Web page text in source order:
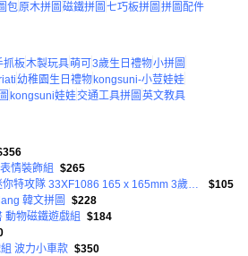
包原木拼圖 磁鐵拼圖 七巧板拼圖 拼圖配件
抓板木製玩具萌可 3歲生日禮物小拼圖
幼稚園生日禮物 kongsuni-小荳娃娃
kongsuni娃娃交通工具拼圖 英文教具
情裝飾組
$265
Disney 迪士尼 磁力拼圖 迷你特攻隊 33XF1086 165 x 165mm 3歲以上
$105
韓文拼圖
$228
動物磁鐵遊戲組
$184
波力小車款 $350